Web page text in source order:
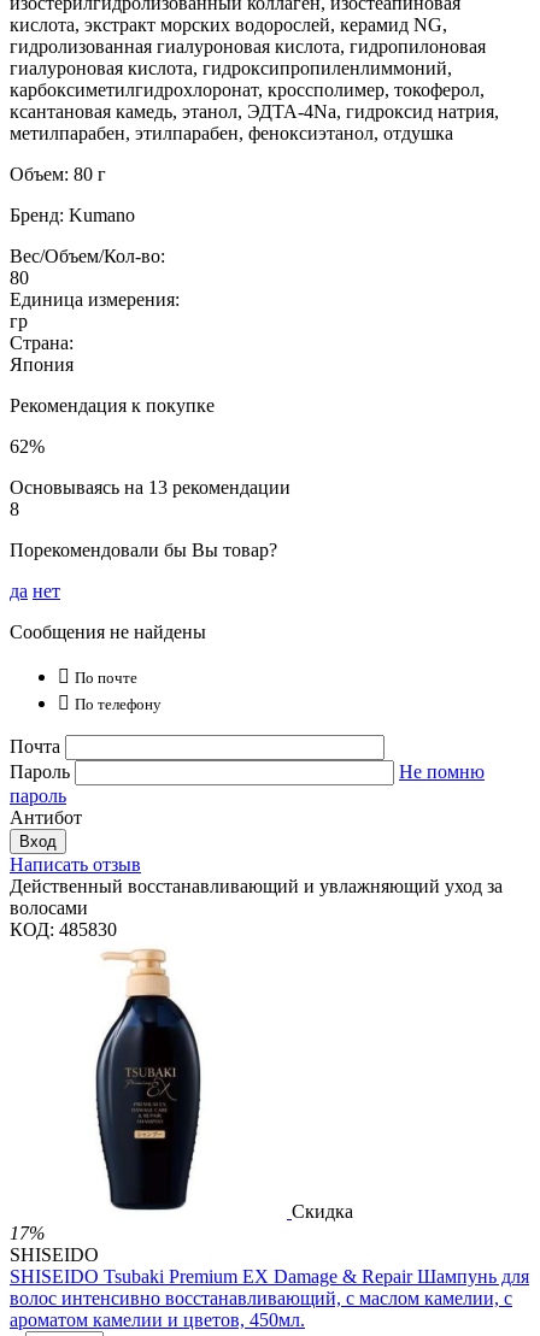
кислота, экстракт морских водорослей, керамид NG,
гидролизованная гиалуроновая кислота, гидропилоновая
гиалуроновая кислота, гидроксипропиленлиммоний,
карбоксиметилгидрохлоронат, кроссполимер, токоферол,
ксантановая камедь, этанол, ЭДТА-4Na, гидроксид натрия,
метилпарабен, этилпарабен, феноксиэтанол, отдушка
Объем: 80 г
Бренд: Kumano
Вес/Объем/Кол-во:
80
Единица измерения:
гр
Страна:
Япония
Рекомендация к покупке
62%
Основываясь на 13 рекомендации
8
Порекомендовали бы Вы товар?
да нет
Сообщения не найдены
 По почте
 По телефону
Почта
Пароль
Не помню
пароль
Антибот
Вход
Написать отзыв
Действенный восстанавливающий и увлажняющий уход за
волосами
КОД: 485830
Скидка
17%
SHISEIDO
SHISEIDO Tsubaki Premium EX Damage & Repair Шампунь для
волос интенсивно восстанавливающий, с маслом камелии, с
ароматом камелии и цветов, 450мл.